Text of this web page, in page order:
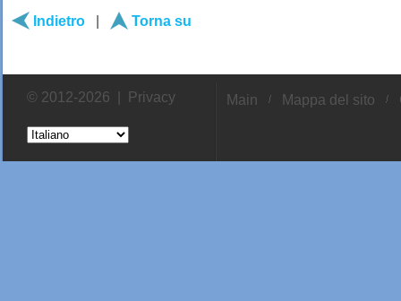
Indietro Torna su
© 2012-2026 | Privacy Main Mappa del sito